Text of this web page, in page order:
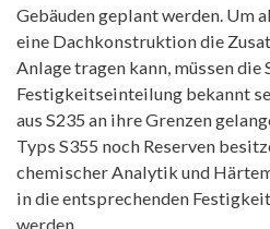
Gebäuden geplant werden. Um
eine Dachkonstruktion die
Anlage tragen kann, müssen die
Festigkeitseinteilung bekannt
aus S235 an ihre Grenzen
Typs S355 noch Reserven
chemischer Analytik und
in die entsprechenden
werden.